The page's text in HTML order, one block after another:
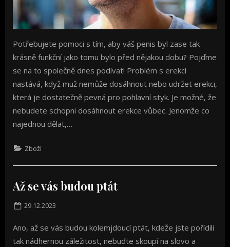
Potřebujete pomoci s tím, aby váš penis byl zase tak
krásně funkční jako tomu bylo před nějakou dobu? Pojďme
se na to společně dnes podívat! Problém s erekcí
nastává, když muž nemůže dosáhnout nebo udržet erekci,
která je dostatečně pevná pro pohlavní styk. Je možné, že
nebudete schopni dosáhnout erekce vůbec. Jenomže co
najednou dělat,…
Zboží
Až se vás budou ptát
Posted
29.12.2023
Ano, až se vás budou kolemjdoucí ptát, kdeže jste pořídili
tak nádhernou záležitost, nebuďte skoupí na slovo a